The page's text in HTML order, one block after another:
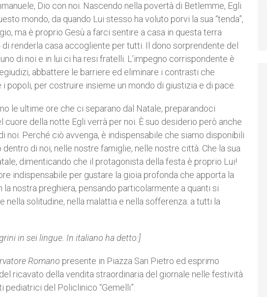
Dio con noi. Nascendo nella povertà di Betlemme, Egli
mondo, da quando Lui stesso ha voluto porvi la sua “tenda”,
ma è proprio Gesù a farci sentire a casa in questa terra
renderla casa accogliente per tutti. Il dono sorprendente del
di noi e in lui ci ha resi fratelli. L’impegno corrispondente è
abbattere le barriere ed eliminare i contrasti che
popoli, per costruire insieme un mondo di giustizia e di pace.
le ultime ore che ci separano dal Natale, preparandoci
della notte Egli verrà per noi. È suo desiderio però anche
noi. Perché ciò avvenga, è indispensabile che siamo disponibili
di noi, nelle nostre famiglie, nelle nostre città. Che la sua
dimenticando che il protagonista della festa è proprio Lui!
indispensabile per gustare la gioia profonda che apporta la
nostra preghiera, pensando particolarmente a quanti si
solitudine, nella malattia e nella sofferenza: a tutti la
in sei lingue. In italiano ha detto:]
Romano presente in Piazza San Pietro ed esprimo
ricavato della vendita straordinaria del giornale nelle festività
del Policlinico “Gemelli”.